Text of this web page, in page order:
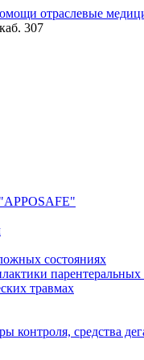
307
состояниях
травмах
средства